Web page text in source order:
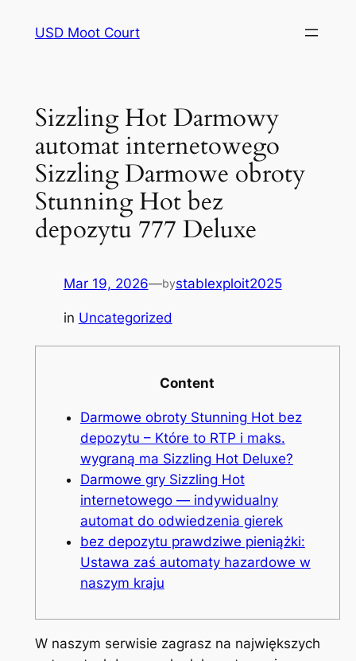
USD Moot Court
Sizzling Hot Darmowy
automat internetowego
Sizzling Darmowe obroty
Stunning Hot bez
depozytu 777 Deluxe
Mar 19, 2026—bystablexploit2025
in Uncategorized
Content
Darmowe obroty Stunning Hot bez
depozytu – Które to RTP i maks.
wygraną ma Sizzling Hot Deluxe?
Darmowe gry Sizzling Hot
internetowego — indywidualny
automat do odwiedzenia gierek
bez depozytu prawdziwe pieniążki:
Ustawa zaś automaty hazardowe w
naszym kraju
W naszym serwisie zagrasz na największych